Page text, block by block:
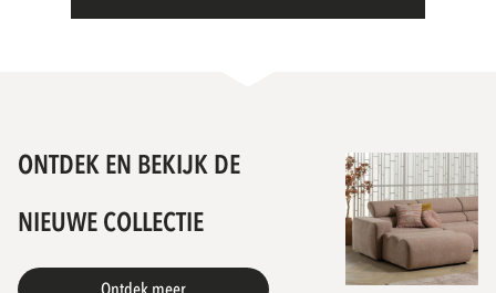
Bloemendaal, Nederland
ONTDEK EN BEKIJK DE
NIEUWE COLLECTIE